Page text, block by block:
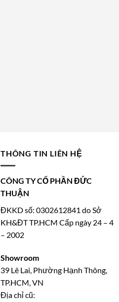
THÔNG TIN LIÊN HỆ
CÔNG TY CỔ PHẦN ĐỨC
THUẬN
ĐKKD số: 0302612841 do Sở
KH&ĐT TP.HCM Cấp ngày 24 – 4
– 2002
Showroom
39 Lê Lai, Phường Hạnh Thông,
TP.HCM, VN
Địa chỉ cũ: